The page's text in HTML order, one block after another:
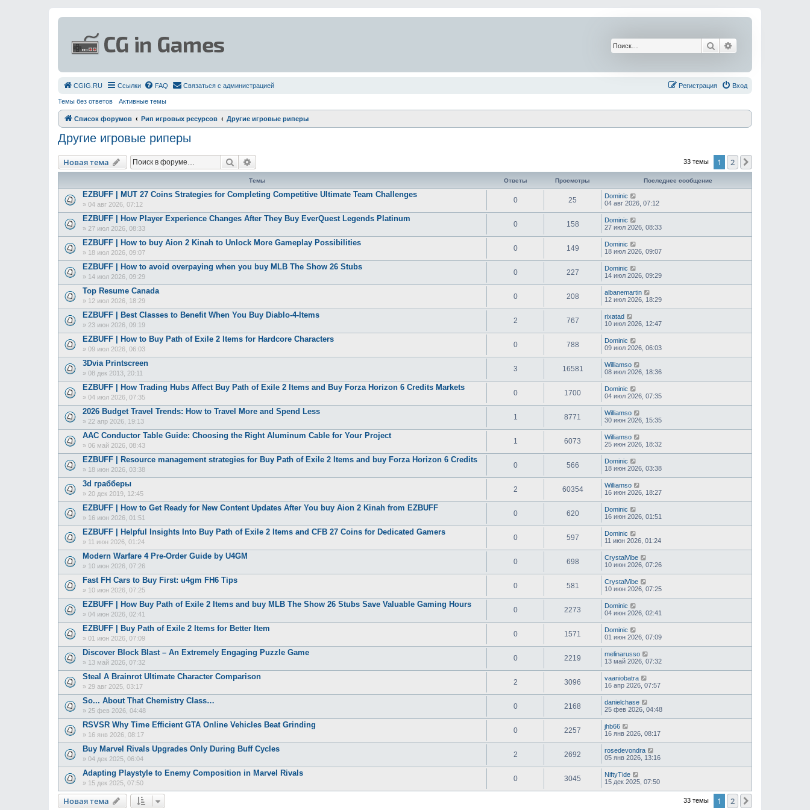
Поиск
СGIG.RU Ссылки FAQ Связаться с администрацией Вход
Регистрация
Темы без ответов Активные темы
Список форумов Рип игровых ресурсов Другие игровые риперы
Другие игровые риперы
Новая тема Поиск 33 темы 1 2
Темы Ответы Просмотры Последнее сообщение
EZBUFF | MUT 27 Coins Strategies for Completing Competitive Ultimate Team Challenges
» 04 авг 2026, 07:12
0 25
Dominic
04 авг 2026, 07:12
EZBUFF | How Player Experience Changes After They Buy EverQuest Legends Platinum
» 27 июл 2026, 08:33
0 158
Dominic
27 июл 2026, 08:33
EZBUFF | How to buy Aion 2 Kinah to Unlock More Gameplay Possibilities
» 18 июл 2026, 09:07
0 149
Dominic
18 июл 2026, 09:07
EZBUFF | How to avoid overpaying when you buy MLB The Show 26 Stubs
» 14 июл 2026, 09:29
0 227
Dominic
14 июл 2026, 09:29
Top Resume Canada
» 12 июл 2026, 18:29
0 208
albanemartin
12 июл 2026, 18:29
EZBUFF | Best Classes to Benefit When You Buy Diablo-4-Items
» 23 июн 2026, 09:19
2 767
rixatad
10 июл 2026, 12:47
EZBUFF | How to Buy Path of Exile 2 Items for Hardcore Characters
» 09 июл 2026, 06:03
0 788
Dominic
09 июл 2026, 06:03
3Dvia Printscreen
» 08 дек 2013, 20:11
3 16581
Williamso
08 июл 2026, 18:36
EZBUFF | How Trading Hubs Affect Buy Path of Exile 2 Items and Buy Forza Horizon 6 Credits Markets
» 04 июл 2026, 07:35
0 1700
Dominic
04 июл 2026, 07:35
2026 Budget Travel Trends: How to Travel More and Spend Less
» 22 апр 2026, 19:13
1 8771
Williamso
30 июн 2026, 15:35
AAC Conductor Table Guide: Choosing the Right Aluminum Cable for Your Project
» 06 май 2026, 08:43
1 6073
Williamso
25 июн 2026, 18:32
EZBUFF | Resource management strategies for Buy Path of Exile 2 Items and buy Forza Horizon 6 Credits
» 18 июн 2026, 03:38
0 566
Dominic
18 июн 2026, 03:38
3d грабберы
» 20 дек 2019, 12:45
2 60354
Williamso
16 июн 2026, 18:27
EZBUFF | How to Get Ready for New Content Updates After You buy Aion 2 Kinah from EZBUFF
» 16 июн 2026, 01:51
0 620
Dominic
16 июн 2026, 01:51
EZBUFF | Helpful Insights Into Buy Path of Exile 2 Items and CFB 27 Coins for Dedicated Gamers
» 11 июн 2026, 01:24
0 597
Dominic
11 июн 2026, 01:24
Modern Warfare 4 Pre-Order Guide by U4GM
» 10 июн 2026, 07:26
0 698
CrystalVibe
10 июн 2026, 07:26
Fast FH Cars to Buy First: u4gm FH6 Tips
» 10 июн 2026, 07:25
0 581
CrystalVibe
10 июн 2026, 07:25
EZBUFF | How Buy Path of Exile 2 Items and buy MLB The Show 26 Stubs Save Valuable Gaming Hours
» 04 июн 2026, 02:41
0 2273
Dominic
04 июн 2026, 02:41
EZBUFF | Buy Path of Exile 2 Items for Better Item
» 01 июн 2026, 07:09
0 1571
Dominic
01 июн 2026, 07:09
Discover Block Blast – An Extremely Engaging Puzzle Game
» 13 май 2026, 07:32
0 2219
melinarusso
13 май 2026, 07:32
Steal A Brainrot Ultimate Character Comparison
» 29 авг 2025, 03:17
2 3096
vaaniobatra
16 апр 2026, 07:57
So... About That Chemistry Class…
» 25 фев 2026, 04:48
0 2168
danielchase
25 фев 2026, 04:48
RSVSR Why Time Efficient GTA Online Vehicles Beat Grinding
» 16 янв 2026, 08:17
0 2257
jhb66
16 янв 2026, 08:17
Buy Marvel Rivals Upgrades Only During Buff Cycles
» 04 дек 2025, 06:04
2 2692
rosedevondra
05 янв 2026, 13:16
Adapting Playstyle to Enemy Composition in Marvel Rivals
» 15 дек 2025, 07:50
0 3045
NiftyTide
15 дек 2025, 07:50
Новая тема 33 темы 1 2